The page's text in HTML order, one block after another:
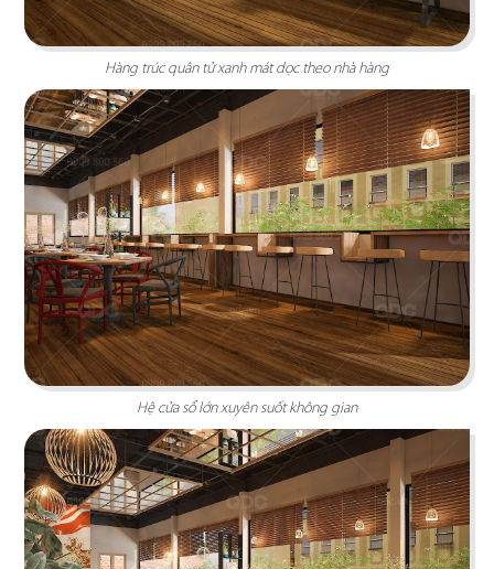
PHÊ LA
Dự án mới nhất của chúng tôi, Phê La - Biên Hòa
tọa lạc trên con đường Võ Thị Sáu sầm uất...
Chi tiết
Hàng trúc quân tử xanh mát dọc theo nhà hàng
Hệ cửa sổ lớn xuyên suốt không gian